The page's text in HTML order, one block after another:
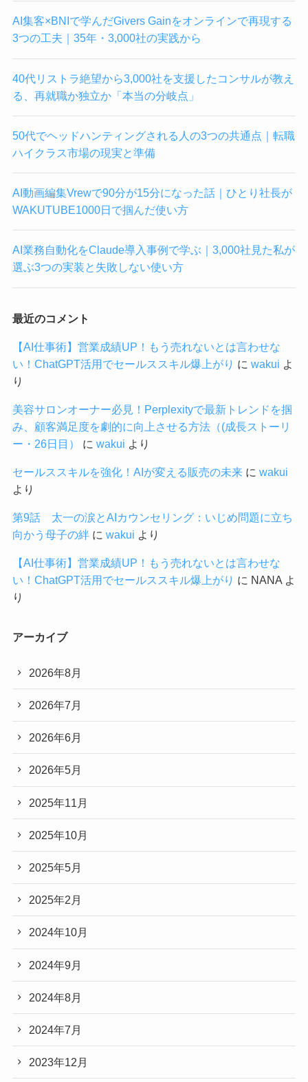
AI集客×BNIで学んだGivers Gainをオンラインで再現する
3つの工夫｜35年・3,000社の実践から
40代リストラ絶望から3,000社を支援したコンサルが教え
る、再就職か独立か「本当の分岐点」
50代でヘッドハンティングされる人の3つの共通点｜転職
ハイクラス市場の現実と準備
AI動画編集Vrewで90分が15分になった話｜ひとり社長が
WAKUTUBE1000日で掴んだ使い方
AI業務自動化をClaude導入事例で学ぶ｜3,000社見た私が
選ぶ3つの実装と失敗しない使い方
最近のコメント
【AI仕事術】営業成績UP！もう売れないとは言わせな
い！ChatGPT活用でセールススキル爆上がり に wakui よ
り
美容サロンオーナー必見！Perplexityで最新トレンドを掴
み、顧客満足度を劇的に向上させる方法（(成長ストーリ
ー・26日目）
に wakui より
セールススキルを強化！AIが変える販売の未来に wakui
より
第9話 太一の涙とAIカウンセリング：いじめ問題に立ち
向かう母子の絆に wakui より
【AI仕事術】営業成績UP！もう売れないとは言わせな
い！ChatGPT活用でセールススキル爆上がり に NANAよ
り
アーカイブ
2026年8月
2026年7月
2026年6月
2026年5月
2025年11月
2025年10月
2025年5月
2025年2月
2024年10月
2024年9月
2024年8月
2024年7月
2023年12月